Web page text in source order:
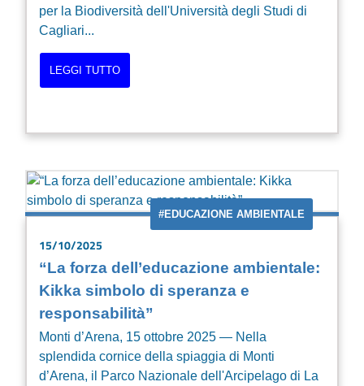
per la Biodiversità dell'Università degli Studi di
Cagliari...
LEGGI TUTTO
#EDUCAZIONE AMBIENTALE
15/10/2025
“La forza dell’educazione ambientale:
Kikka simbolo di speranza e
responsabilità”
Monti d’Arena, 15 ottobre 2025 — Nella
splendida cornice della spiaggia di Monti
d’Arena, il Parco Nazionale dell'Arcipelago di La